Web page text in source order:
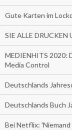
Gute Karten im
SIE ALLE DRUCKEN
MEDIENHITS 2020:
Media Control
Deutschlands
Deutschlands Buch
Bei Netflix: